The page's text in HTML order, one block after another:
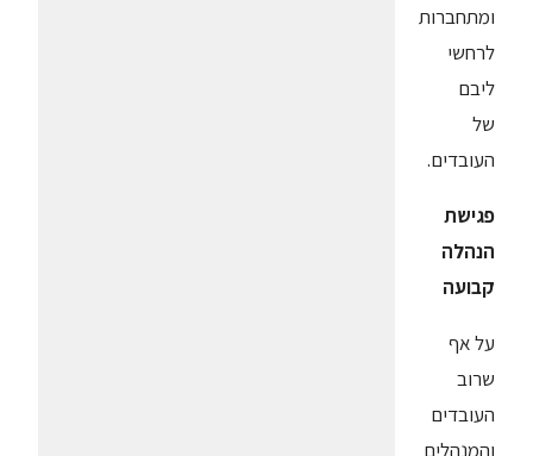
ומתחברות
לרחשי
ליבם
של
העובדים.
פגישת
הנהלה
קבועה
על אף
שרוב
העובדים
והמנהלים